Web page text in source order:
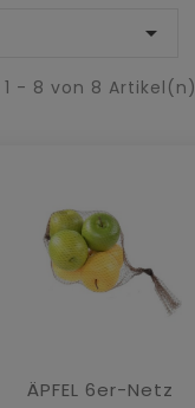

1 - 8 von 8 Artikel(n)
ÄPFEL 6er-Netz